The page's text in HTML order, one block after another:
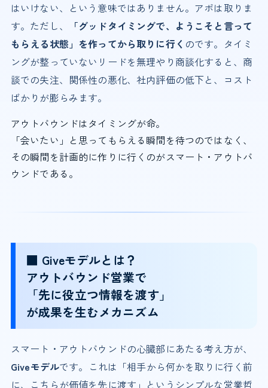
はいけない、という意味ではありません。アポは取りま
す。ただし、
「グッドタイミングで、ようこそと言って
もらえる状態」を作ってから取りに行く のです。タイミ
ングが整っていないリードを無理やり商談化すると、商
談での失注、関係性の悪化、社内評価の低下と、コスト
ばかりが膨らみます。
アウトバウンドはタイミングが命。
「会いたい」と思ってもらえる瞬間を待つのではなく、
その瞬間を計画的に作りに行くのがスマート・アウトバ
ウンドである。
■ Giveモデルとは？
アウトバウンド営業で
「先に役立つ情報を渡す」
が成果を生むメカニズム
スマート・アウトバウンドの心臓部にあたる考え方が、
Giveモデルです。これは「相手から何かを取りに行く前
に、こちらが価値を先に渡す」というシンプルな営業哲